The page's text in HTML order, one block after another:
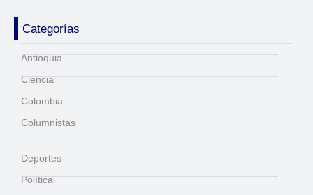
Categorías
Antioquia
Ciencia
Colombia
Columnistas
Deportes
Política